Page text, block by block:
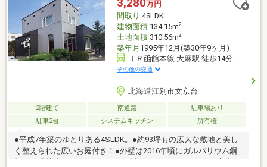
明るい室内で、庭やLDKから自然光をたっぷり享受。
3,280万円
間取り 4SLDK
建物面積134.15m2
土地面積310.56m2
築年月 1995年12月(築30年9ヶ月)
ＪＲ函館本線 大麻駅 徒歩14分
その他の交通
北海道江別市文京台
2階建て 南道路
駐車場あり
駐車2台
システムキッチン 所有権
●平成7年築のゆとりある4SLDK。●約93坪もの広大な敷地と美し
く整えられた広いお庭付き！●外壁は2016年頃にガルバリウム鋼
板へと張替済みで、メンテナンス性も確保されています♪●室内に